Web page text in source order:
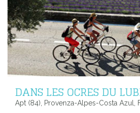
DANS LES OCRES DU
Apt (84), Provenza-Alpes-Costa Azul,